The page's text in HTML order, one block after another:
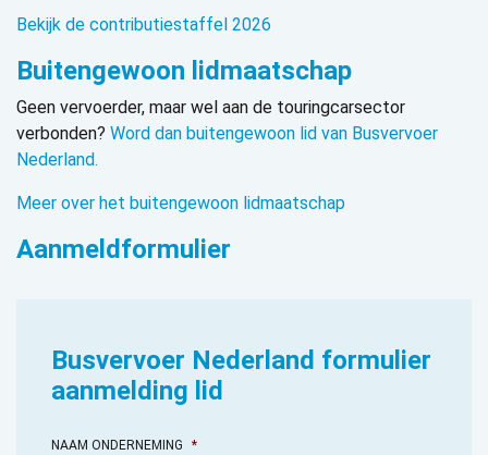
Bekijk de contributiestaffel 2026
Buitengewoon lidmaatschap
Geen vervoerder, maar wel aan de touringcarsector
verbonden? Word dan buitengewoon lid van Busvervoer
Nederland.
Meer over het buitengewoon lidmaatschap
Aanmeldformulier
Busvervoer Nederland formulier
aanmelding lid
NAAM ONDERNEMING *